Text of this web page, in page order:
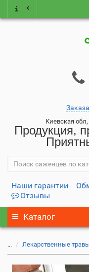
Киевская
Продукция,
Наши гарантии
Отзывы
Каталог
... Лекарственные травы